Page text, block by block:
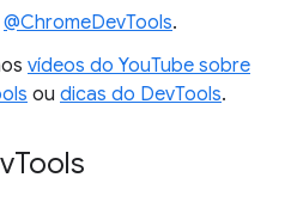
@ChromeDevTools.
vídeos do YouTube sobre
ou dicas do DevTools.
Tools